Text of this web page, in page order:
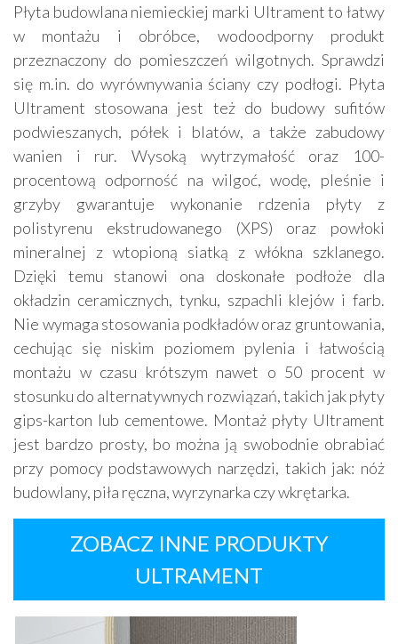
Płyta budowlana niemieckiej marki Ultrament to łatwy
w montażu i obróbce, wodoodporny produkt
przeznaczony do pomieszczeń wilgotnych. Sprawdzi
się m.in. do wyrównywania ściany czy podłogi. Płyta
Ultrament stosowana jest też do budowy sufitów
podwieszanych, półek i blatów, a także zabudowy
wanien i rur. Wysoką wytrzymałość oraz 100-
procentową odporność na wilgoć, wodę, pleśnie i
grzyby gwarantuje wykonanie rdzenia płyty z
polistyrenu ekstrudowanego (XPS) oraz powłoki
mineralnej z wtopioną siatką z włókna szklanego.
Dzięki temu stanowi ona doskonałe podłoże dla
okładzin ceramicznych, tynku, szpachli klejów i farb.
Nie wymaga stosowania podkładów oraz gruntowania,
cechując się niskim poziomem pylenia i łatwością
montażu w czasu krótszym nawet o 50 procent w
stosunku do alternatywnych rozwiązań, takich jak płyty
gips-karton lub cementowe. Montaż płyty Ultrament
jest bardzo prosty, bo można ją swobodnie obrabiać
przy pomocy podstawowych narzędzi, takich jak: nóż
budowlany, piła ręczna, wyrzynarka czy wkrętarka.
ZOBACZ INNE PRODUKTY
ULTRAMENT